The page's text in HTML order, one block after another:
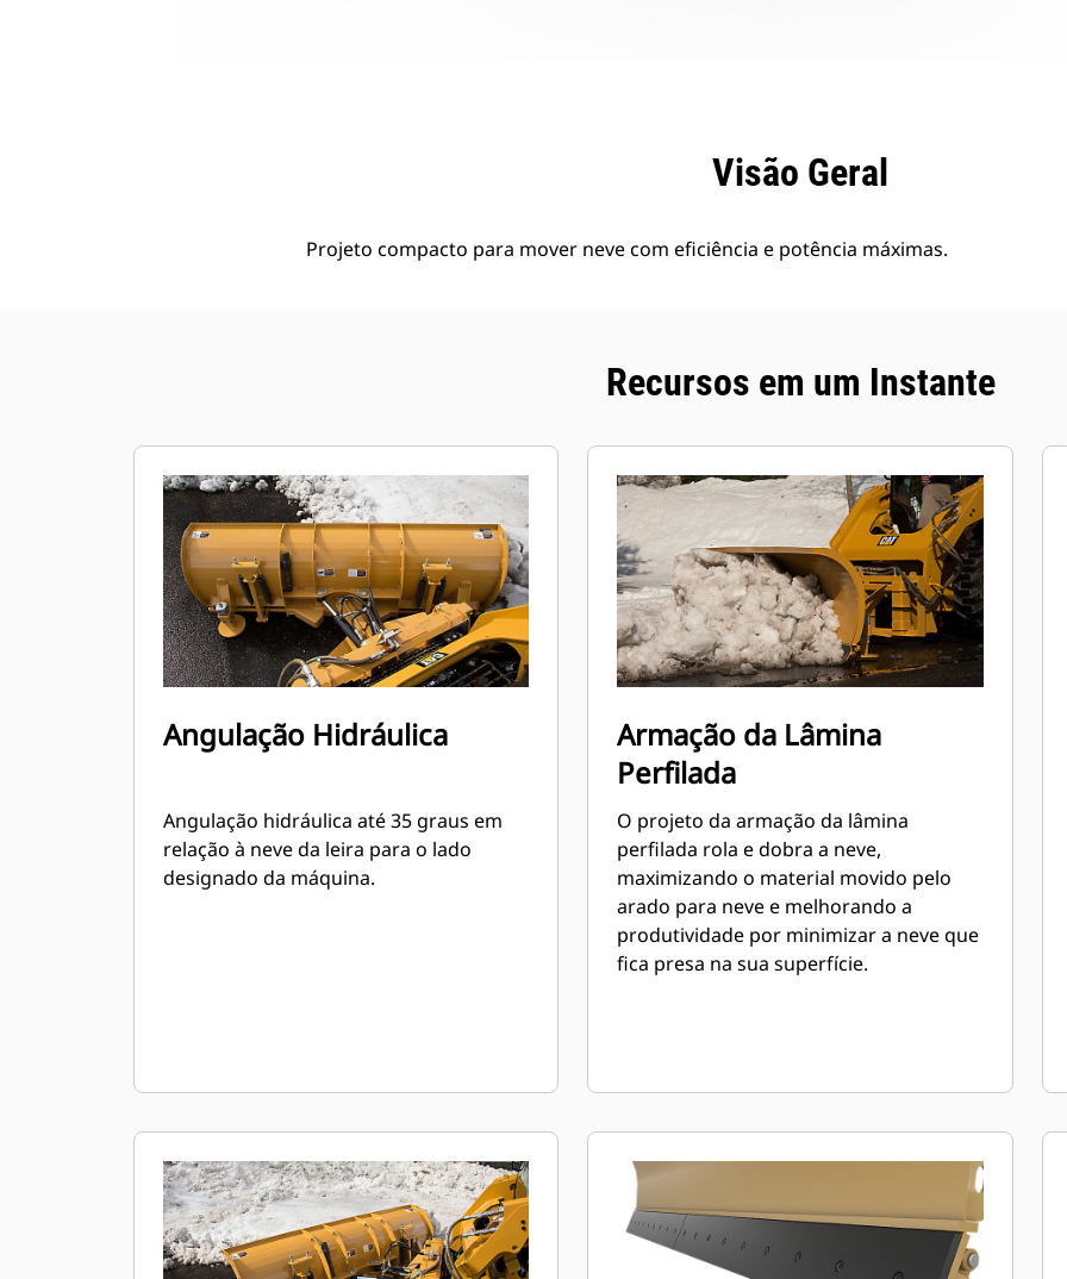
Visão Geral
Projeto compacto para mover neve com eficiência e potência máximas.
Recursos em um Instante
Angulação Hidráulica
Angulação hidráulica até 35 graus em
relação à neve da leira para o lado
designado da máquina.
Armação da Lâmina
Perfilada
O projeto da armação da lâmina
perfilada rola e dobra a neve,
maximizando o material movido pelo
arado para neve e melhorando a
produtividade por minimizar a neve que
fica presa na sua superfície.